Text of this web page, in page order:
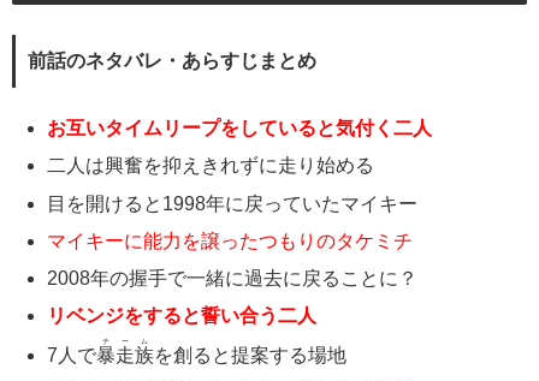
前話のネタバレ・あらすじまとめ
お互いタイムリープをしていると気付く二人
二人は興奮を抑えきれずに走り始める
目を開けると1998年に戻っていたマイキー
マイキーに能力を譲ったつもりのタケミチ
2008年の握手で一緒に過去に戻ることに？
リベンジをすると誓い合う二人
7人で暴走族
チーム
を創ると提案する場地